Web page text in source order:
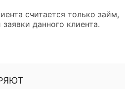
считается только займ,
данного клиента.